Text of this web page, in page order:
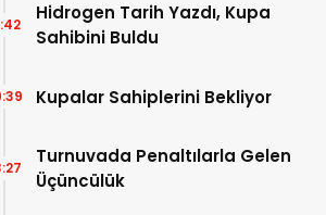
Hidrogen Tarih Yazdı, Kupa
Sahibini Buldu
Kupalar Sahiplerini Bekliyor
Turnuvada Penaltılarla Gelen
Üçüncülük